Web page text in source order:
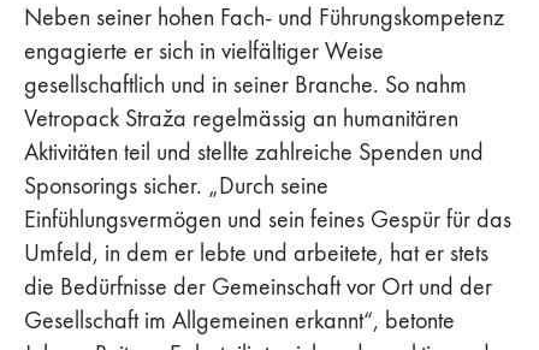
Neben seiner hohen Fach- und Führungskompetenz
engagierte er sich in vielfältiger Weise
gesellschaftlich und in seiner Branche. So nahm
Vetropack Straža regelmässig an humanitären
Aktivitäten teil und stellte zahlreiche Spenden und
Sponsorings sicher. „Durch seine
Einfühlungsvermögen und sein feines Gespür für das
Umfeld, in dem er lebte und arbeitete, hat er stets
die Bedürfnisse der Gemeinschaft vor Ort und der
Gesellschaft im Allgemeinen erkannt“, betonte